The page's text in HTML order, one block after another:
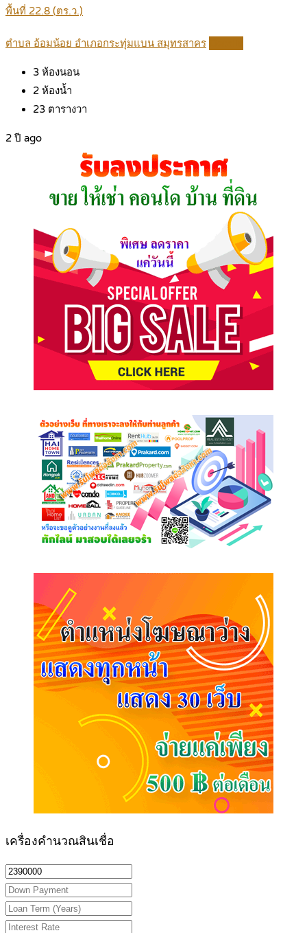
พื้นที่ 22.8 (ตร.ว.)
ตำบล อ้อมน้อย อำเภอกระทุ่มแบน สมุทรสาคร
3 ห้องนอน
2 ห้องน้ำ
23 ตารางวา
2 ปี ago
เครื่องคำนวณสินเชื่อ